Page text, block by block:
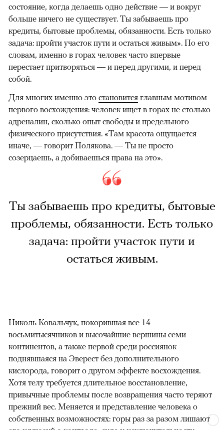
состояние, когда делаешь одно действие — и вокруг
больше ничего не существует. Ты забываешь про
кредиты, бытовые проблемы, обязанности. Есть только
задача: пройти участок пути и остаться живым». По его
словам, именно в горах человек часто впервые
перестает притворяться — и перед другими, и перед
собой.
Для многих именно это становится главным мотивом
первого восхождения: человек ищет в горах не столько
адреналин, сколько опыт свободы и предельного
физического присутствия. «Там красота ощущается
иначе, — говорит Полякова. — Ты не просто
созерцаешь, а добиваешься права на это».
Ты забываешь про кредиты, бытовые
проблемы, обязанности. Есть только
задача: пройти участок пути и
остаться живым.
Николь Ковальчук, покорившая все 14
восьмитысячников и высочайшие вершины семи
континентов, а также первой среди россиянок
поднявшаяся на Эверест без дополнительного
кислорода, говорит о другом эффекте восхождения.
Хотя телу требуется длительное восстановление,
привычные проблемы после возвращения часто теряют
прежний вес. Меняется и представление человека о
собственных возможностях: горы раз за разом лишают